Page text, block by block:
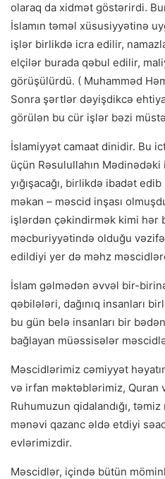
olaraq da xidmət göstərirdi.
İslamın təməl xüsusiyyətinə
işlər birlikdə icra edilir,
elçilər burada qəbul edilir,
görüşülürdü. ( Muhamməd
Sonra şərtlər dəyişdikcə
görülən bu cür işlər bəzi
İslamiyyət camaat dinidir. Bu
üçün Rəsulullahın Mədinədəki
yığışacağı, birlikdə ibadət
məkan – məscid inşası
işlərdən çəkindirmək kimi hər
məcburiyyətində olduğu
edildiyi yer də məhz
İslam gəlmədən əvvəl bir-
qəbilələri, dağınıq insanları
bu gün belə insanları bir
bağlayan müəssisələr
Məscidlərimiz cəmiyyət
və irfan məktəblərimiz, Quran
Ruhumuzun qidalandığı,
mənəvi qazanc əldə etdiyi
evlərimizdir.
Məscidlər, içində bütün